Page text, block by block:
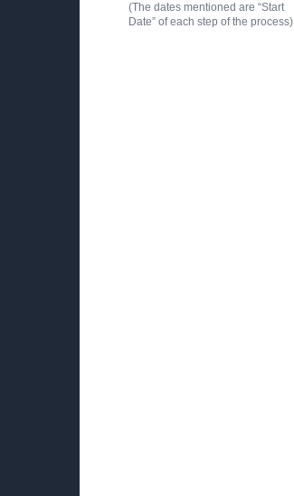
(The dates mentioned are “Start
Date” of each step of the process)